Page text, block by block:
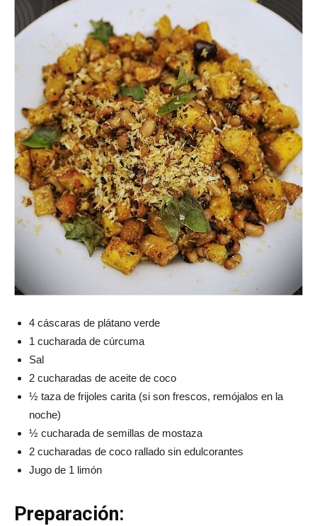
4 cáscaras de plátano verde
1 cucharada de cúrcuma
Sal
2 cucharadas de aceite de coco
½ taza de frijoles carita (si son frescos, remójalos en la
noche)
½ cucharada de semillas de mostaza
2 cucharadas de coco rallado sin edulcorantes
Jugo de 1 limón
Preparación: